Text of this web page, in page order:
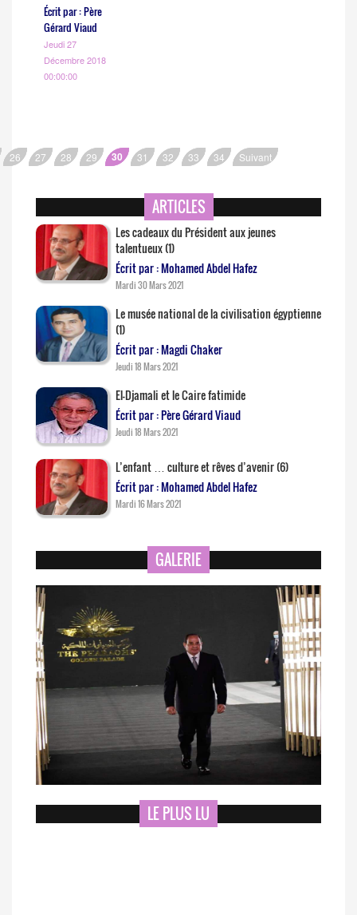
Écrit par : Père
Gérard Viaud
Jeudi 27
Décembre 2018
00:00:00
26 27 28 29 30 31 32 33 34 Suivant
ARTICLES
Les cadeaux du Président aux jeunes
talentueux (1)
Écrit par : Mohamed Abdel Hafez
Mardi 30 Mars 2021
Le musée national de la civilisation égyptienne
(1)
Écrit par : Magdi Chaker
Jeudi 18 Mars 2021
El-Djamali et le Caire fatimide
Écrit par : Père Gérard Viaud
Jeudi 18 Mars 2021
L’enfant … culture et rêves d’avenir (6)
Écrit par : Mohamed Abdel Hafez
Mardi 16 Mars 2021
GALERIE
LE PLUS LU